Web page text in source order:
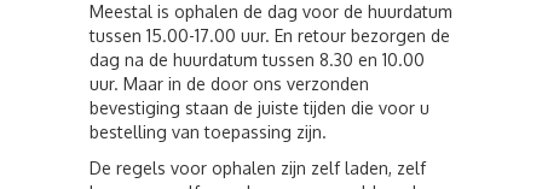
Meestal is ophalen de dag voor de huurdatum
tussen 15.00-17.00 uur. En retour bezorgen de
dag na de huurdatum tussen 8.30 en 10.00
uur. Maar in de door ons verzonden
bevestiging staan de juiste tijden die voor u
bestelling van toepassing zijn.
De regels voor ophalen zijn zelf laden, zelf